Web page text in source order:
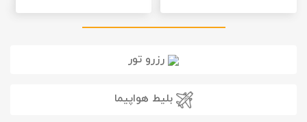
رزرو تور
بلیط هواپیما